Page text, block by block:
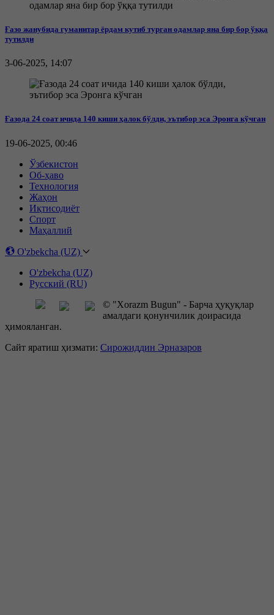
Ғазо жанубида гуманитар ёрдам кутиб турган одамлар яна бир бор ўққа
тутилди
3-06-2025, 14:07
Ғазода 24 соат ичида 140 киши ҳалок бўлди, эътибор эса Эронга кўчган
19-06-2025, 00:46
Ўзбекистон
Об-ҳаво
Технология
Жаҳон
Иқтисодиёт
Спорт
Маҳаллий
O'zbekcha (UZ)
O'zbekcha (UZ)
Русский (RU)
© "Xorazm Bugun" - Барча ҳуқуқлар
амалдаги қонунчилик доирасида
ҳимояланган.
Сайт яратиш ҳизмати: Сирожиддин Эрназаров